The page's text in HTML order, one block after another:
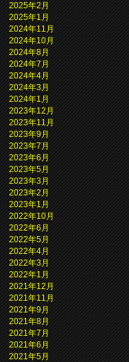
2025年2月
2025年1月
2024年11月
2024年10月
2024年8月
2024年7月
2024年4月
2024年3月
2024年1月
2023年12月
2023年11月
2023年9月
2023年7月
2023年6月
2023年5月
2023年3月
2023年2月
2023年1月
2022年10月
2022年6月
2022年5月
2022年4月
2022年3月
2022年1月
2021年12月
2021年11月
2021年9月
2021年8月
2021年7月
2021年6月
2021年5月